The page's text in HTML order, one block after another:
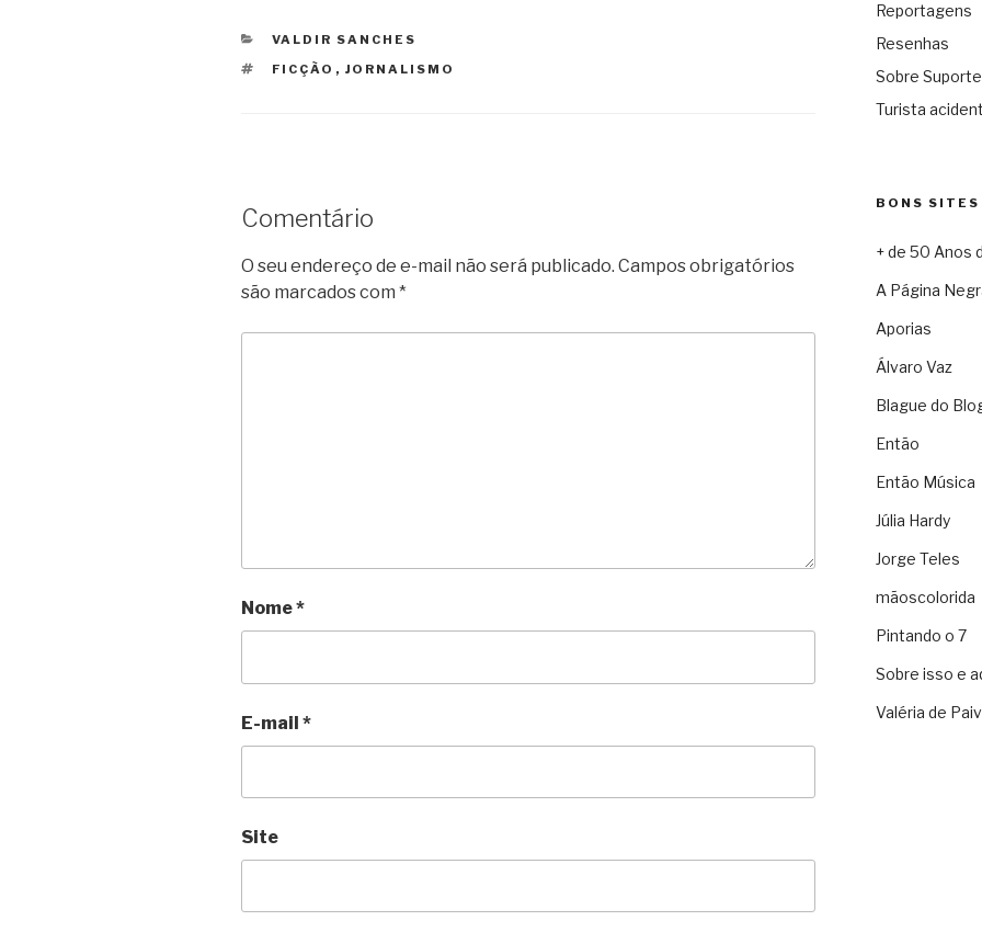
CATEGORIAS
VALDIR SANCHES
TAGS
FICÇÃO , JORNALISMO
Comentário
O seu endereço de e-mail não será publicado. Campos obrigatórios
são marcados com *
Nome*
E-mail *
Site
Reportagens
Resenhas
Sobre
Turista
BONS SITES
+ de 50 Anos
A Página
Aporias
Álvaro Vaz
Blague do
Então
Então Música
Júlia Hardy
Jorge Teles
mãoscolorida
Pintando o 7
Sobre isso e
Valéria de